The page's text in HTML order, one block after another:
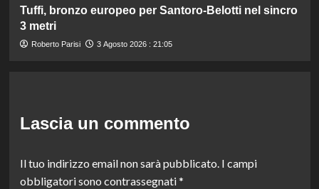
Tuffi, bronzo europeo per Santoro-Belotti nel sincro
3 metri
Roberto Parisi 3 Agosto 2026 : 21:05
Lascia un commento
Il tuo indirizzo email non sarà pubblicato. I campi
obbligatori sono contrassegnati*